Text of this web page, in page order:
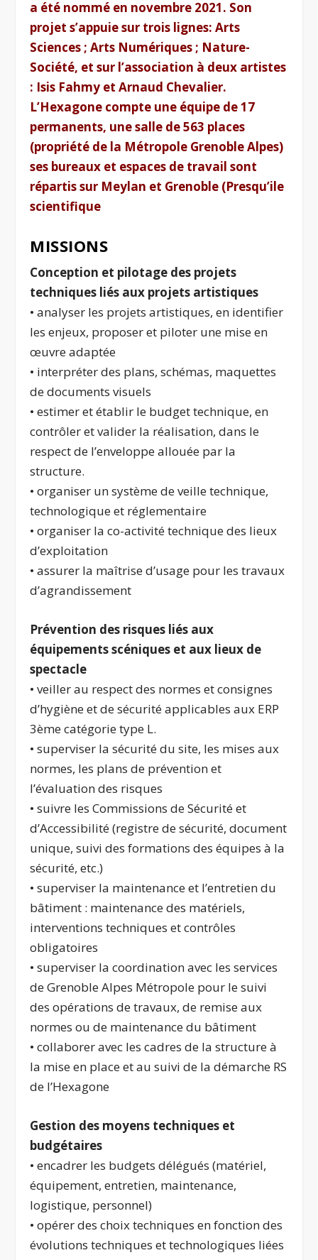
a été nommé en novembre 2021. Son
projet s’appuie sur trois lignes: Arts
Sciences ; Arts Numériques ; Nature-
Société, et sur l’association à deux artistes
: Isis Fahmy et Arnaud Chevalier.
L’Hexagone compte une équipe de 17
permanents, une salle de 563 places
(propriété de la Métropole Grenoble Alpes)
ses bureaux et espaces de travail sont
répartis sur Meylan et Grenoble (Presqu’ile
scientifique
MISSIONS
Conception et pilotage des projets
techniques liés aux projets artistiques
• analyser les projets artistiques, en identifier
les enjeux, proposer et piloter une mise en
œuvre adaptée
• interpréter des plans, schémas, maquettes
de documents visuels
• estimer et établir le budget technique, en
contrôler et valider la réalisation, dans le
respect de l’enveloppe allouée par la
structure.
• organiser un système de veille technique,
technologique et réglementaire
• organiser la co-activité technique des lieux
d’exploitation
• assurer la maîtrise d’usage pour les travaux
d’agrandissement
Prévention des risques liés aux
équipements scéniques et aux lieux de
spectacle
• veiller au respect des normes et consignes
d’hygiène et de sécurité applicables aux ERP
3ème catégorie type L.
• superviser la sécurité du site, les mises aux
normes, les plans de prévention et
l’évaluation des risques
• suivre les Commissions de Sécurité et
d’Accessibilité (registre de sécurité, document
unique, suivi des formations des équipes à la
sécurité, etc.)
• superviser la maintenance et l’entretien du
bâtiment : maintenance des matériels,
interventions techniques et contrôles
obligatoires
• superviser la coordination avec les services
de Grenoble Alpes Métropole pour le suivi
des opérations de travaux, de remise aux
normes ou de maintenance du bâtiment
• collaborer avec les cadres de la structure à
la mise en place et au suivi de la démarche RS
de l’Hexagone
Gestion des moyens techniques et
budgétaires
• encadrer les budgets délégués (matériel,
équipement, entretien, maintenance,
logistique, personnel)
• opérer des choix techniques en fonction des
évolutions techniques et technologiques liées